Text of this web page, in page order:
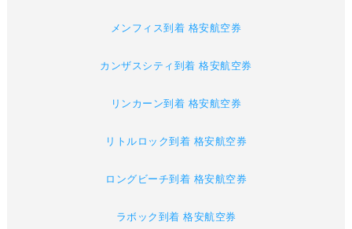
メンフィス到着 格安航空券
カンザスシティ到着 格安航空券
リンカーン到着 格安航空券
リトルロック到着 格安航空券
ロングビーチ到着 格安航空券
ラボック到着 格安航空券